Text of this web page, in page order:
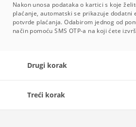
Nakon unosa podataka o kartici s koje
plaćanje, automatski se prikazuje dodatni
potvrde plaćanja. Odabirom jednog od
način pomoću SMS OTP-a na koji ćete
Drugi korak
Treći korak